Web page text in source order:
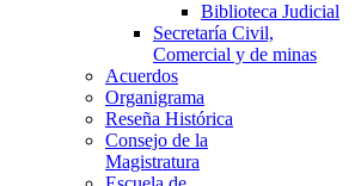
Biblioteca Judicial
Secretaría Civil,
Comercial y de minas
Acuerdos
Organigrama
Reseña Histórica
Consejo de la
Magistratura